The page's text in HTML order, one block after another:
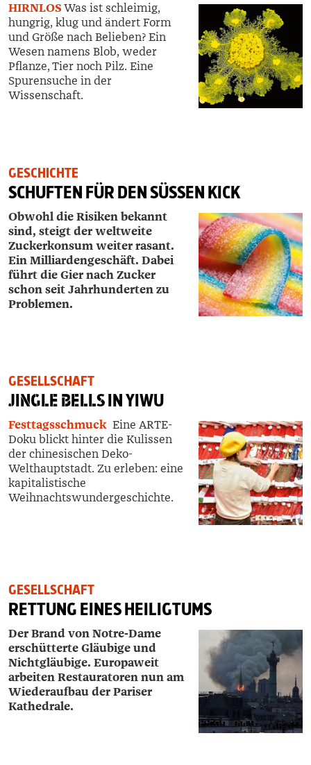
HIRNLOSWas ist schleimig,
hungrig, klug und ändert Form
und Größe nach Belieben? Ein
Wesen namens Blob, weder
Pflanze, Tier noch Pilz. Eine
Spurensuche in der
Wissenschaft.
GESCHICHTE
SCHUFTEN FÜR DEN SÜSSEN KICK
Obwohl die Risiken bekannt
sind, steigt der weltweite
Zuckerkonsum weiter rasant.
Ein Milliardengeschäft. Dabei
führt die Gier nach Zucker
schon seit Jahrhunderten zu
Problemen.
GESELLSCHAFT
JINGLE BELLSIN YIWU
FesttagsschmuckEine ARTE-
Doku blickt hinter die Kulissen
der chinesischen Deko-
Welthauptstadt. Zu erleben: eine
kapitalistische
Weihnachtswundergeschichte.
GESELLSCHAFT
RETTUNG EINES HEILIGTUMS
Der Brand von Notre-Dame
erschütterte Gläubige und
Nichtgläubige. Europaweit
arbeiten Restauratoren nun am
Wiederaufbau der Pariser
Kathedrale.